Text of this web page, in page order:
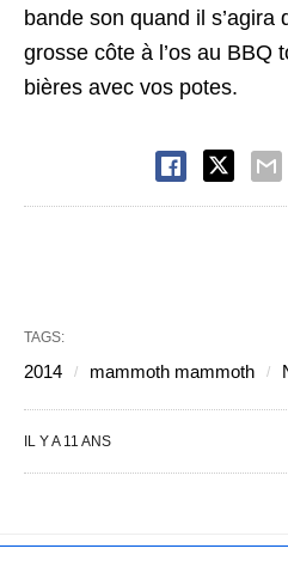
bande son quand il s’agira
grosse côte à l’os au BBQ
bières avec vos potes.
TAGS:
2014 mammoth mammoth
IL Y A 11 ANS